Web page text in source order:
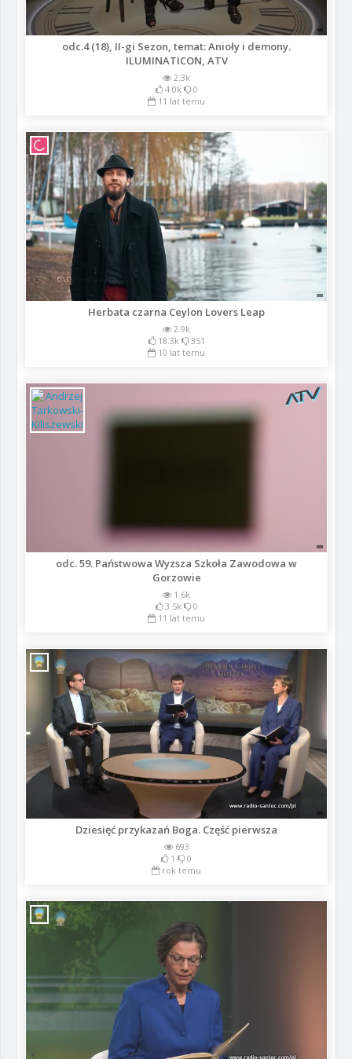
odc.4 (18), II-gi Sezon, temat: Anioły i demony.
ILUMINATICON, ATV
2.3k
4.0k
0
11 lat temu
Herbata czarna Ceylon Lovers Leap
2.9k
18.3k
351
10 lat temu
odc. 59. Państwowa Wyzsza Szkoła Zawodowa w
Gorzowie
1.6k
3.5k
0
11 lat temu
Dziesięć przykazań Boga. Część pierwsza
693
1
0
rok temu